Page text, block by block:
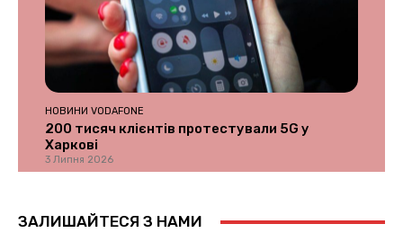
НОВИНИ VODAFONE
200 тисяч клієнтів протестували 5G у
Харкові
3 Липня 2026
ЗАЛИШАЙТЕСЯ З НАМИ